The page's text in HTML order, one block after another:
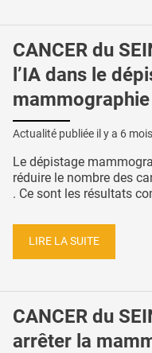
CANCER du
l’IA dans le
mammographie
Actualité publiée il y a 6
Le dépistage
réduire le nombre des
. Ce sont les résultats
LIRE LA SUITE
CANCER du
arrêter la